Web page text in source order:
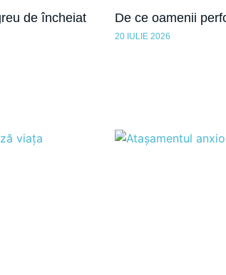
de încheiat De ce oamenii
20 IULIE 2026